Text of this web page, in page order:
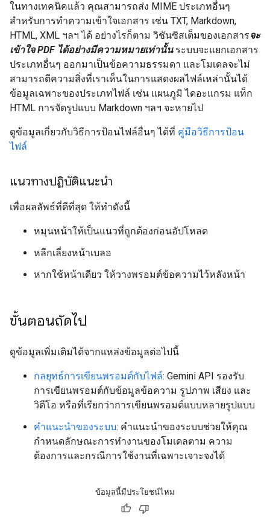
ในทางเทคนิคแล้ว คุณสามารถส่ง MIME ประเภทอื่นๆ
สำหรับการทำความเข้าใจเอกสาร เช่น TXT, Markdown,
HTML, XML ฯลฯ ได้ อย่างไรก็ตาม วิชันซิสเต็มของเอกสารจะ
เข้าใจ PDF ได้อย่างมีความหมายเท่านั้นระบบจะแยกเอกสาร
ประเภทอื่นๆ ออกมาเป็นข้อความธรรมดา และโมเดลจะไม่
สามารถตีความสิ่งที่เราเห็นในการแสดงผลไฟล์เหล่านั้นได้
ข้อมูลเฉพาะของประเภทไฟล์ เช่น แผนภูมิ ไดอะแกรม แท็ก
HTML การจัดรูปแบบ Markdown ฯลฯ จะหายไป
ดูข้อมูลเกี่ยวกับวิธีการป้อนไฟล์อื่นๆ ได้ที่ คู่มือวิธีการป้อน
ไฟล์
แนวทางปฏิบัติแนะนำ
เพื่อผลลัพธ์ที่ดีที่สุด ให้ทำดังนี้
หมุนหน้าให้เป็นแนวที่ถูกต้องก่อนอัปโหลด
หลีกเลี่ยงหน้าเบลอ
หากใช้หน้าเดียว ให้วางพรอมต์ข้อความไว้หลังหน้า
ขั้นตอนถัดไป
ดูข้อมูลเพิ่มเติมได้จากแหล่งข้อมูลต่อไปนี้
กลยุทธ์การเขียนพรอมต์กับไฟล์: Gemini API รองรับ
การเขียนพรอมต์กับข้อมูลข้อความ รูปภาพ เสียง และ
วิดีโอ หรือที่เรียกว่าการเขียนพรอมต์แบบหลายรูปแบบ
คำแนะนำของระบบ: คำแนะนำของระบบช่วยให้คุณ
กำหนดลักษณะการทำงานของโมเดลตาม ความ
ต้องการและกรณีการใช้งานที่เฉพาะเจาะจงได้
ข้อมูลนี้มีประโยชน์ไหม